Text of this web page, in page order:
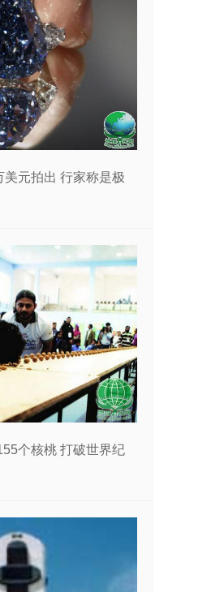
元拍出 行家称是极
个核桃 打破世界纪